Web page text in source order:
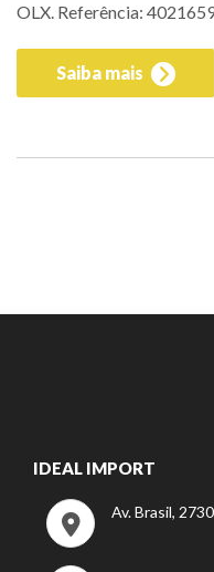
OLX. Referência:
Saiba mais
IDEAL IMPORT
Av. Brasil,